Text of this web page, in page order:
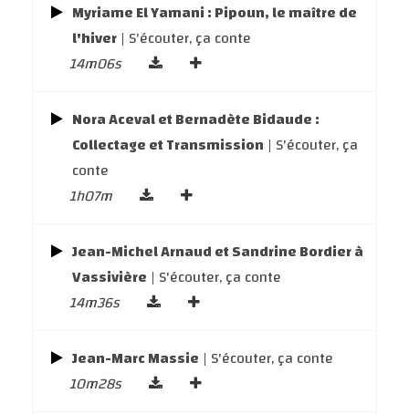
Myriame El Yamani : Pipoun, le maître de
l'hiver | S'écouter, ça conte
14m06s
Nora Aceval et Bernadète Bidaude :
Collectage et Transmission | S'écouter, ça
conte
1h07m
Jean-Michel Arnaud et Sandrine Bordier à
Vassivière | S'écouter, ça conte
14m36s
Jean-Marc Massie | S'écouter, ça conte
10m28s